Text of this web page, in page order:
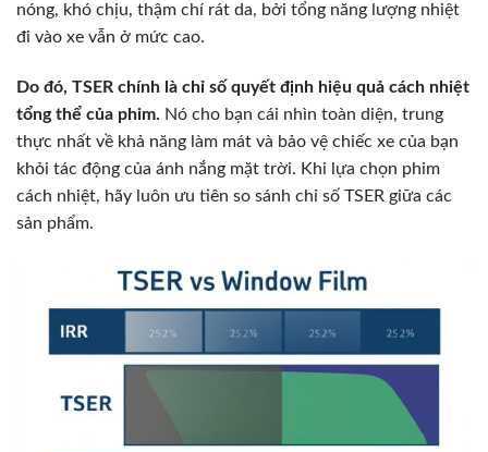
nóng, khó chịu, thậm chí rát da, bởi tổng năng lượng nhiệt
đi vào xe vẫn ở mức cao.
Do đó, TSER chính là chỉ số quyết định hiệu quả cách nhiệt
tổng thể của phim. Nó cho bạn cái nhìn toàn diện, trung
thực nhất về khả năng làm mát và bảo vệ chiếc xe của bạn
khỏi tác động của ánh nắng mặt trời. Khi lựa chọn phim
cách nhiệt, hãy luôn ưu tiên so sánh chỉ số TSER giữa các
sản phẩm.